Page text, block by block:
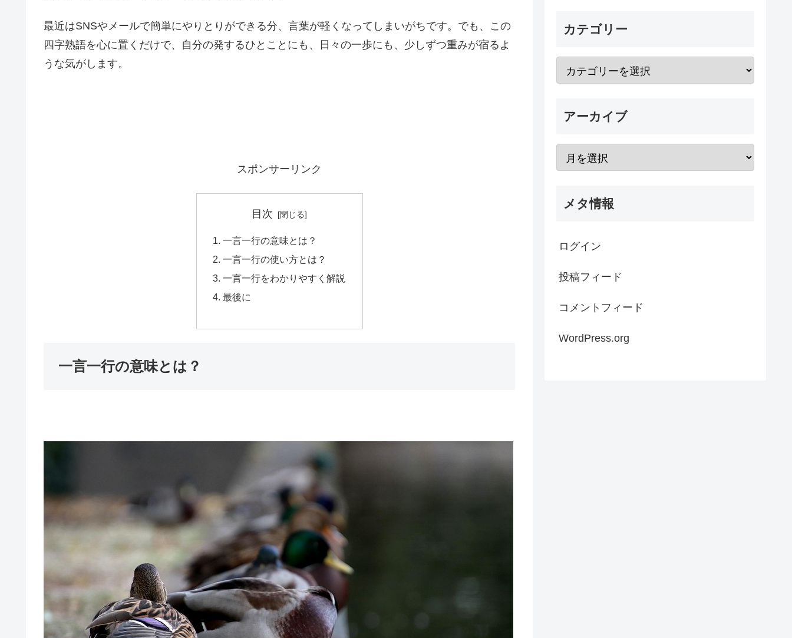
最近はSNSやメールで簡単にやりとりができる分、言葉が軽くなってしまいがちです。でも、この
四字熟語を心に置くだけで、自分の発するひとことにも、日々の一歩にも、少しずつ重みが宿るよ
うな気がします。
スポンサーリンク
目次
一言一行の意味とは？
一言一行の使い方とは？
一言一行をわかりやすく解説
最後に
一言一行の意味とは？
カテゴリー
アーカイブ
メタ情報
ログイン
投稿フィード
コメントフィード
WordPress.org